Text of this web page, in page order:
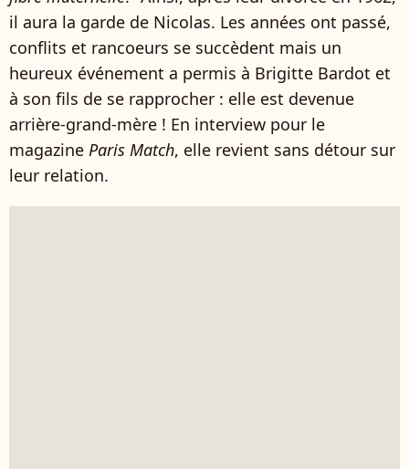
il aura la garde de Nicolas. Les années ont passé,
conflits et rancoeurs se succèdent mais un
heureux événement a permis à Brigitte Bardot et
à son fils de se rapprocher : elle est devenue
arrière-grand-mère ! En interview pour le
magazine Paris Match, elle revient sans détour sur
leur relation.